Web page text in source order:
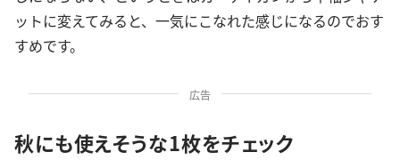
ットに変えてみると、一気にこなれた感じになるのでおす
すめです。
広告
秋にも使えそうな1枚をチェック